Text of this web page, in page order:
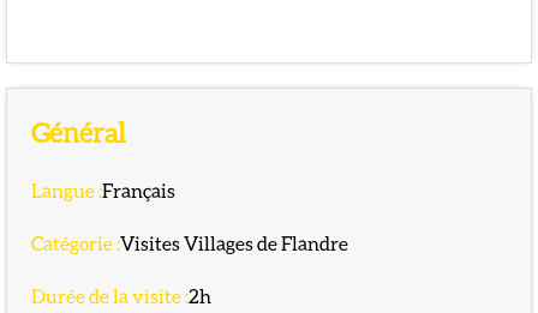
Général
Langue:Français
Catégorie:Visites Villages de Flandre
Durée de la visite:2h